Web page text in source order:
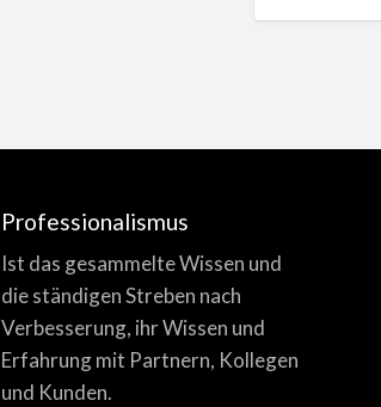
Professionalismus
Ist das gesammelte Wissen und
die ständigen Streben nach
Verbesserung, ihr Wissen und
Erfahrung mit Partnern, Kollegen
und Kunden.